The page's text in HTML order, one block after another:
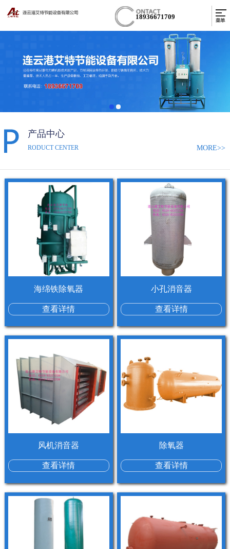
18936671709
产品中心
RODUCT CENTER MORE>>
海绵铁除氧器
查看详情
小孔消音器
查看详情
风机消音器
查看详情
除氧器
查看详情